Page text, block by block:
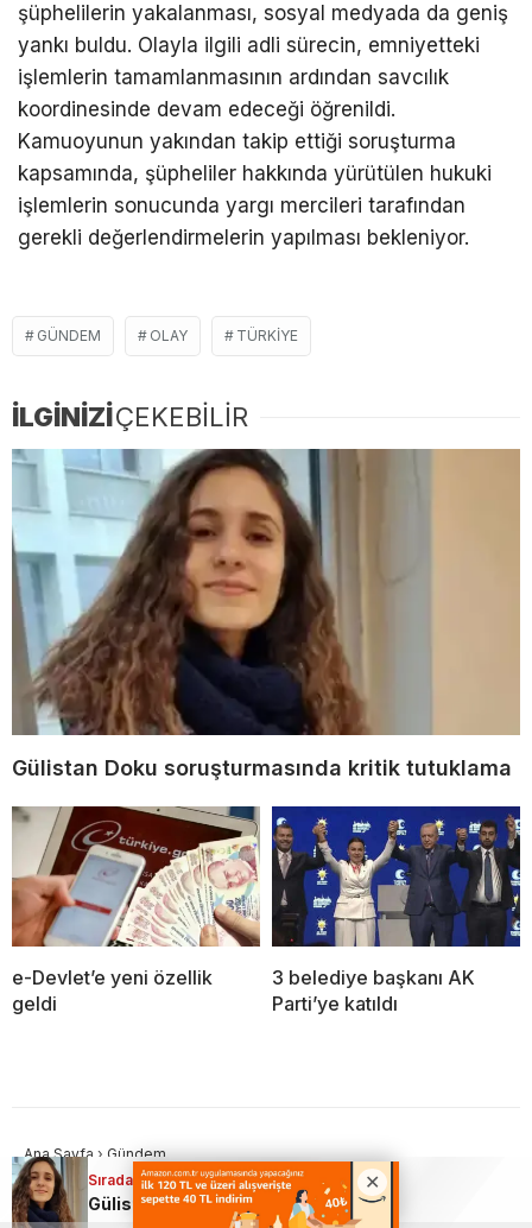
şüphelilerin yakalanması, sosyal medyada da geniş
yankı buldu. Olayla ilgili adli sürecin, emniyetteki
işlemlerin tamamlanmasının ardından savcılık
koordinesinde devam edeceği öğrenildi.
Kamuoyunun yakından takip ettiği soruşturma
kapsamında, şüpheliler hakkında yürütülen hukuki
işlemlerin sonucunda yargı mercileri tarafından
gerekli değerlendirmelerin yapılması bekleniyor.
GÜNDEM OLAY TÜRKIYE
İLGİNİZİÇEKEBİLİR
Gülistan Doku soruşturmasında kritik tutuklama
e-Devlet’e yeni özellik
geldi
3 belediye başkanı AK
Parti’ye katıldı
Sıradaki Haber
Gülistan Doku soruşturmasında kritik tutuklama
Ana Sayfa › Gündem
Gülistan Doku